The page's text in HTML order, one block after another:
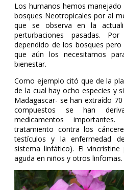
Los humanos hemos
bosques Neotropicales por al
que se observa en la
perturbaciones pasadas.
dependido de los bosques
que aún los necesitamos
bienestar.
Como ejemplo citó que de la
de la cual hay ocho especies y
Madagascar- se han extraído
compuestos se han
medicamentos
tratamiento contra los
testículos y la enfermedad
sistema linfático). El
aguda en niños y otros linfomas.